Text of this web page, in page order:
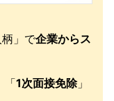
」で企業からス
「1次面接免除」